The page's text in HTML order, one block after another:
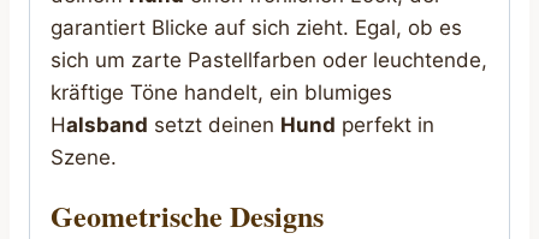
garantiert Blicke auf sich zieht. Egal, ob es
sich um zarte Pastellfarben oder leuchtende,
kräftige Töne handelt, ein blumiges
Halsband setzt deinen Hund perfekt in
Szene.
Geometrische Designs